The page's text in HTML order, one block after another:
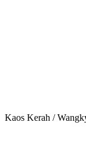
Kaos Kerah /